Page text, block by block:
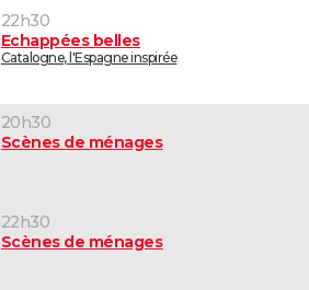
22h30
Echappées belles
Catalogne, l'Espagne inspirée
20h30
Scènes de ménages
22h30
Scènes de ménages